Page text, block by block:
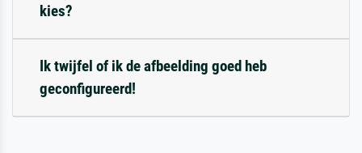
kies?
Ik twijfel of ik de afbeelding goed heb
geconfigureerd!